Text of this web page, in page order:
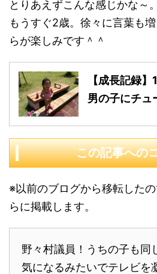
とりあえずこんな感じかな～。
もうすぐ2歳。徐々に言葉も
らが楽しみです＾＾
【成長記録
男の子にチュ
この記事への
※以前のブログから移転した
らに掲載します。
野々村議員！うちの子も同
気になるみたいでテレビを